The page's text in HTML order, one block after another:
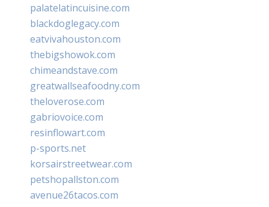
palatelatincuisine.com
blackdoglegacy.com
eatvivahouston.com
thebigshowok.com
chimeandstave.com
greatwallseafoodny.com
theloverose.com
gabriovoice.com
resinflowart.com
p-sports.net
korsairstreetwear.com
petshopallston.com
avenue26tacos.com